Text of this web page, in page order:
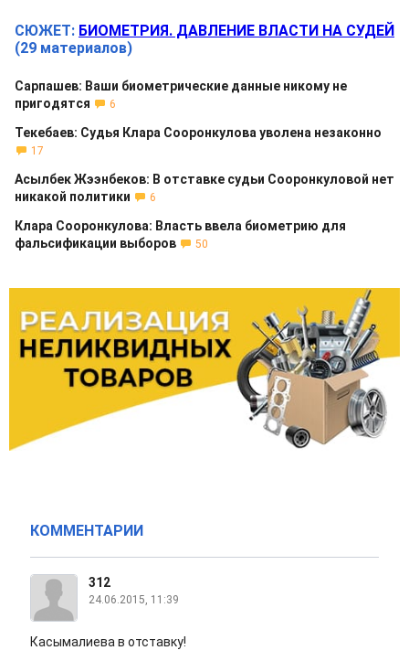
СЮЖЕТ: БИОМЕТРИЯ. ДАВЛЕНИЕ ВЛАСТИ НА СУДЕЙ
(29 материалов)
Сарпашев: Ваши биометрические данные никому не
пригодятся
6
Текебаев: Судья Клара Сооронкулова уволена незаконно
17
Асылбек Жээнбеков: В отставке судьи Сооронкуловой нет
никакой политики
6
Клара Сооронкулова: Власть ввела биометрию для
фальсификации выборов
50
КОММЕНТАРИИ
312
24.06.2015, 11:39
Касымалиева в отставку!